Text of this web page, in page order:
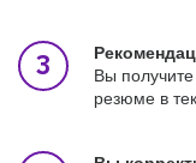
Вы
резюме в